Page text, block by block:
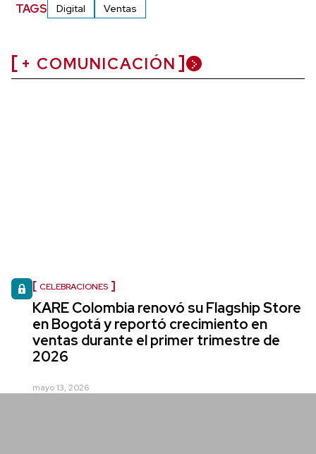
TAGS Digital Ventas
+ COMUNICACIÓN
CELEBRACIONES
KARE Colombia renovó su Flagship Store
en Bogotá y reportó crecimiento en
ventas durante el primer trimestre de
2026
mayo 13, 2026